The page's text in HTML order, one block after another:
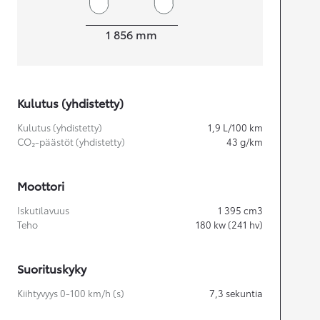
Leveys
1 856 mm
Kulutus (yhdistetty)
Kulutus (yhdistetty) 1,9 L/100 km
CO₂-päästöt (yhdistetty)
43 g/km
Moottori
Iskutilavuus 1 395 cm3
Teho
180 kw (241 hv)
Suorituskyky
Kiihtyvyys 0-100 km/h (s) 7,3 sekuntia